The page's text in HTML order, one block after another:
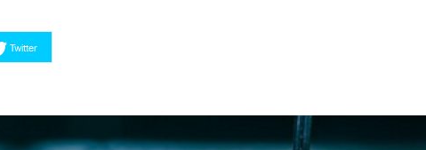
Twitter